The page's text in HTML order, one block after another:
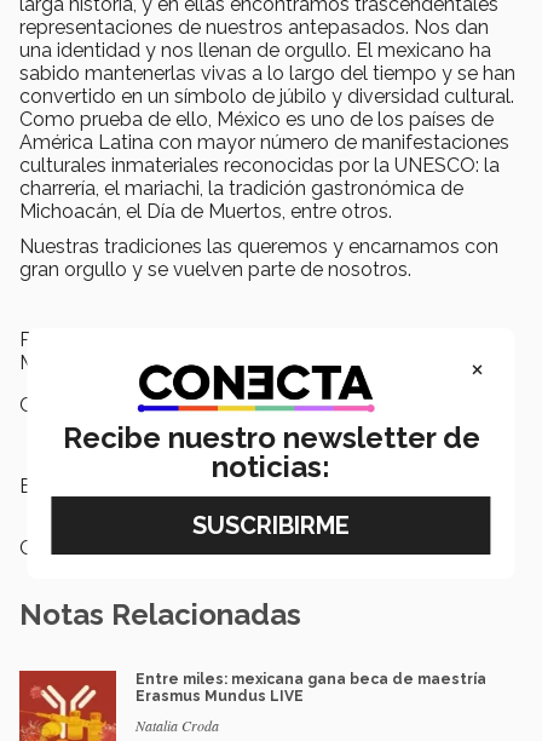
representaciones de nuestros antepasados. Nos dan
una identidad y nos llenan de orgullo. El mexicano ha
sabido mantenerlas vivas a lo largo del tiempo y se han
convertido en un símbolo de júbilo y diversidad cultural.
Como prueba de ello, México es uno de los países de
América Latina con mayor número de manifestaciones
culturales inmateriales reconocidas por la UNESCO: la
charrería, el mariachi, la tradición gastronómica de
Michoacán, el Día de Muertos, entre otros.
Nuestras tradiciones las queremos y encarnamos con
gran orgullo y se vuelven parte de nosotros.
Por eso y más, el día Internacional de la Felicidad,
México es uno de los países más felices del mundo.
Campus:
Etiquetas:
Categoría:
Notas Relacionadas
Entre miles: mexicana gana beca de maestría
Erasmus Mundus LIVE
Natalia Croda
×
Recibe nuestro newsletter de
noticias: